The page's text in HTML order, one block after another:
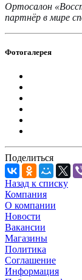
Ортосалон
партнёр в мире
Фотогалерея
Поделиться
Назад к списку
Компания
О компании
Новости
Вакансии
Магазины
Политика
Соглашение
Информация